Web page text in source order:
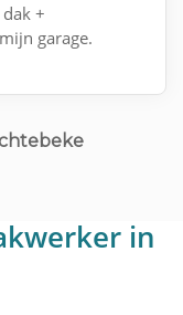
+
garage.
in